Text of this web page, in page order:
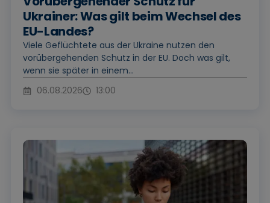
Ukrainer: Was gilt beim Wechsel des
EU-Landes?
Viele Geflüchtete aus der Ukraine nutzen den
vorübergehenden Schutz in der EU. Doch was gilt,
wenn sie später in einem...
06.08.2026
13:00